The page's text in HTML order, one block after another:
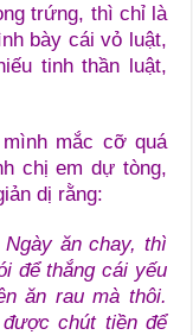
trứng, thì chỉ là
bày cái vỏ luật,
tinh thần luật,
mắc cỡ quá
chị em dự tòng,
dị rằng:
ăn chay, thì
để thắng cái yếu
ăn rau mà thôi.
chút tiền để